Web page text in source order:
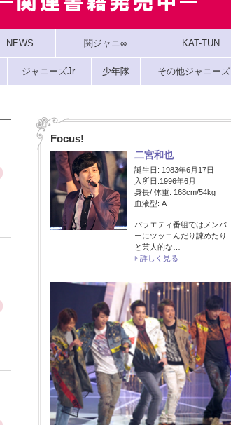
NEWS 関ジャニ∞ KAT-TUN
ジャニーズJr. 少年隊 その他ジャニーズ
Focus!
二宮和也
誕生日: 1983年6月17日
入所日:1996年6月
身長/ 体重: 168cm/54kg
血液型: A
バラエティ番組ではメンバ
ーにツッコんだり諌めたり
と芸人的な…
詳しく見る